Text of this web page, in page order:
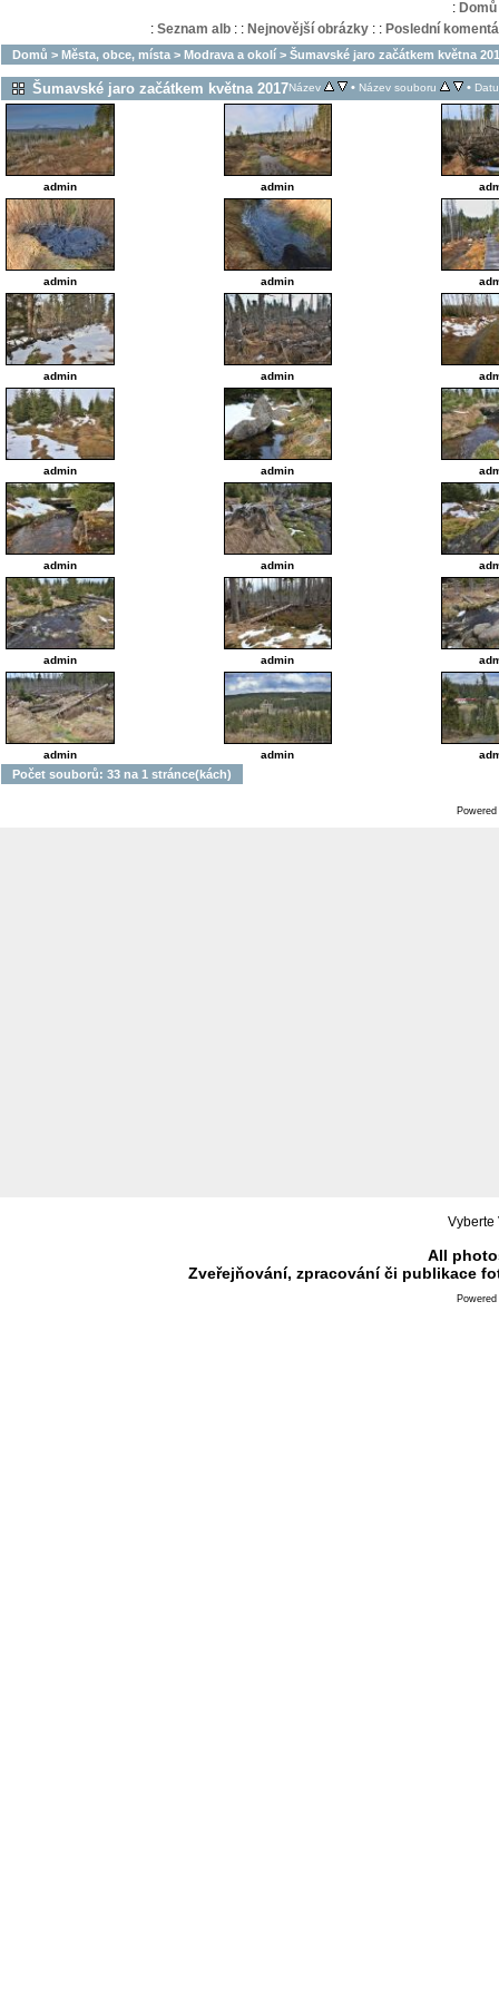
: Domů
: Seznam alb: : Nejnovější obrázky: : Poslední
Domů > Města, obce, místa > Modrava a okolí > Šumavské jaro začátkem května
Šumavské jaro začátkem května 2017Název • Název souboru •
admin admin
admin admin
admin admin
admin admin
admin admin
admin admin
admin admin
Počet souborů: 33 na 1 stránce(kách)
Vyberte
All
Zveřejňování, zpracování či publikace